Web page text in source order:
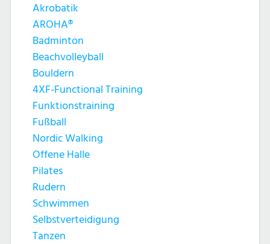
Akrobatik
AROHA®
Badminton
Beachvolleyball
Bouldern
4XF-Functional Training
Funktionstraining
Fußball
Nordic Walking
Offene Halle
Pilates
Rudern
Schwimmen
Selbstverteidigung
Tanzen